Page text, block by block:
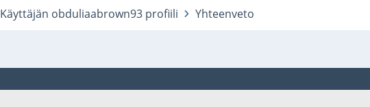
Käyttäjän obduliaabrown93 profiili Yhteenveto